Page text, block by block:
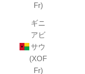
Fr)
ギニ
アビ
サウ
(XOF
Fr)